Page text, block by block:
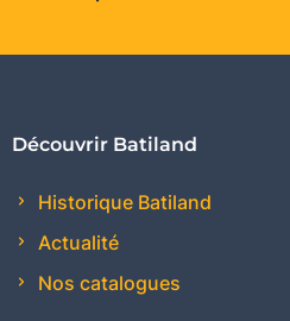
Découvrir Batiland
Historique Batiland
Actualité
Nos catalogues